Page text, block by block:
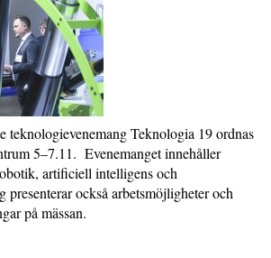
Teknologia 19 ordnas
5–7.11. Evenemanget innehåller
artificiell intelligens och
också arbetsmöjligheter och
på mässan.